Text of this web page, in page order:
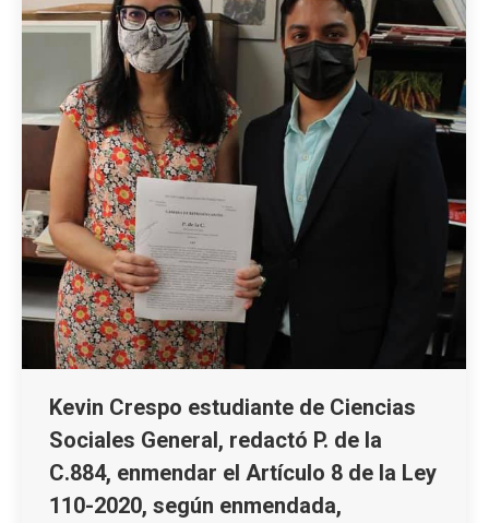
Kevin Crespo estudiante de Ciencias
Sociales General, redactó P. de la
C.884, enmendar el Artículo 8 de la Ley
110-2020, según enmendada,